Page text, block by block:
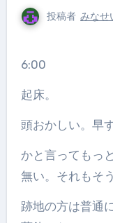
投稿者 みなせ
6:00
起床。
頭おかしい。早
かと言ってもっ
無い。それもそ
跡地の方は普通